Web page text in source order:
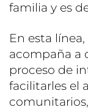
familia y es
En esta
acompaña a
proceso de
facilitarles el